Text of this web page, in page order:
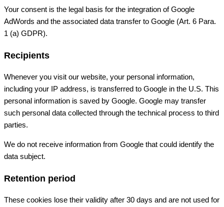
Your consent is the legal basis for the integration of Google
AdWords and the associated data transfer to Google (Art. 6 Para.
1 (a) GDPR).
Recipients
Whenever you visit our website, your personal information,
including your IP address, is transferred to Google in the U.S. This
personal information is saved by Google. Google may transfer
such personal data collected through the technical process to third
parties.
We do not receive information from Google that could identify the
data subject.
Retention period
These cookies lose their validity after 30 days and are not used for